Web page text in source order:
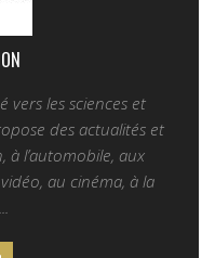
vers les sciences et
des actualités et
à l’automobile, aux
au cinéma, à la